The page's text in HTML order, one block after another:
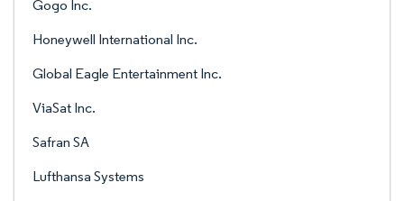
Gogo Inc.
Honeywell International Inc.
Global Eagle Entertainment Inc.
ViaSat Inc.
Safran SA
Lufthansa Systems